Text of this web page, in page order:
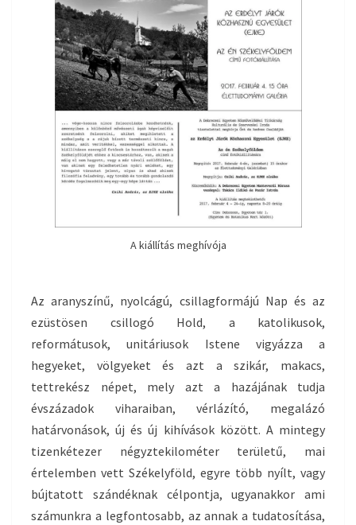
A kiállítás meghívója
Az aranyszínű, nyolcágú, csillagformájú Nap és az
ezüstösen csillogó Hold, a katolikusok,
reformátusok, unitáriusok Istene vigyázza a
hegyeket, völgyeket és azt a szikár, makacs,
tettrekész népet, mely azt a hazájának tudja
évszázadok viharaiban, vérlázító, megalázó
határvonások, új és új kihívások között. A mintegy
tizenkétezer négyztekilométer területű, mai
értelemben vett Székelyföld, egyre több nyílt, vagy
bújtatott szándéknak célpontja, ugyanakkor ami
számunkra a legfontosabb, az annak a tudatosítása,